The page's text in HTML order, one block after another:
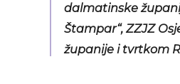
dalmatinske
Štampar“, ZZJZ
županije i tvrtkom